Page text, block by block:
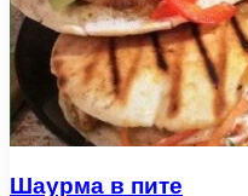
Шаурма в пите